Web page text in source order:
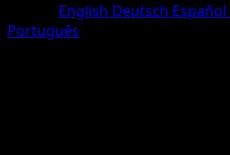
English Deutsch Español
Português